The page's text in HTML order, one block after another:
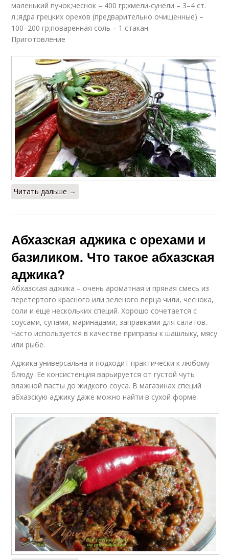
маленький пучок;чеснок – 400 гр;хмели-сунели – 3–4 ст.
л.;ядра грецких орехов (предварительно очищенные) –
100–200 гр;поваренная соль – 1 стакан.
Приготовление
Читать дальше →
Абхазская аджика с орехами и
базиликом. Что такое абхазская
аджика?
Абхазская аджика – очень ароматная и пряная смесь из
перетертого красного или зеленого перца чили, чеснока,
соли и еще нескольких специй. Хорошо сочетается с
соусами, супами, маринадами, заправками для салатов.
Часто используется в качестве приправы к шашлыку, мясу
или рыбе.
Аджика универсальна и подходит практически к любому
блюду. Ее консистенция варьируется от густой чуть
влажной пасты до жидкого соуса. В магазинах специй
абхазскую аджику даже можно найти в сухой форме.